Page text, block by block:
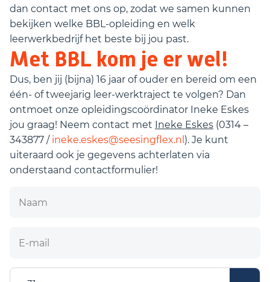
dan contact met ons op, zodat we samen kunnen
bekijken welke BBL-opleiding en welk
leerwerkbedrijf het beste bij jou past.
Met BBL kom je er wel!
Dus, ben jij (bijna) 16 jaar of ouder en bereid om een
één- of tweejarig leer-werktraject te volgen? Dan
ontmoet onze opleidingscoördinator Ineke Eskes
jou graag! Neem contact met Ineke Eskes (0314 –
343877 / ineke.eskes@seesingflex.nl ). Je kunt
uiteraard ook je gegevens achterlaten via
onderstaand contactformulier!